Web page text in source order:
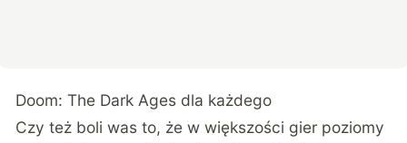
Doom: The Dark Ages dla każdego
Czy też boli was to, że w większości gier poziomy